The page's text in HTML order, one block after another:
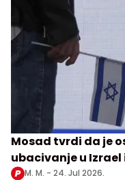
Mosad tvrdi da je
ubacivanje u
M. M. - 24. Jul 2026.